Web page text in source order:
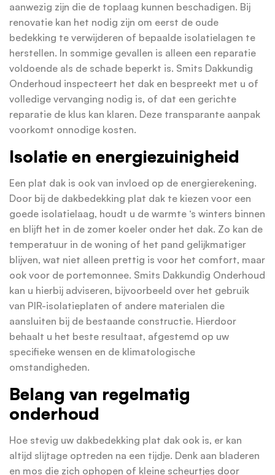
aanwezig zijn die de toplaag kunnen beschadigen. Bij
renovatie kan het nodig zijn om eerst de oude
bedekking te verwijderen of bepaalde isolatielagen te
herstellen. In sommige gevallen is alleen een reparatie
voldoende als de schade beperkt is. Smits Dakkundig
Onderhoud inspecteert het dak en bespreekt met u of
volledige vervanging nodig is, of dat een gerichte
reparatie de klus kan klaren. Deze transparante aanpak
voorkomt onnodige kosten.
Isolatie en energiezuinigheid
Een plat dak is ook van invloed op de energierekening.
Door bij de dakbedekking plat dak te kiezen voor een
goede isolatielaag, houdt u de warmte ‘s winters binnen
en blijft het in de zomer koeler onder het dak. Zo kan de
temperatuur in de woning of het pand gelijkmatiger
blijven, wat niet alleen prettig is voor het comfort, maar
ook voor de portemonnee. Smits Dakkundig Onderhoud
kan u hierbij adviseren, bijvoorbeeld over het gebruik
van PIR-isolatieplaten of andere materialen die
aansluiten bij de bestaande constructie. Hierdoor
behaalt u het beste resultaat, afgestemd op uw
specifieke wensen en de klimatologische
omstandigheden.
Belang van regelmatig
onderhoud
Hoe stevig uw dakbedekking plat dak ook is, er kan
altijd slijtage optreden na een tijdje. Denk aan bladeren
en mos die zich ophopen of kleine scheurtjes door